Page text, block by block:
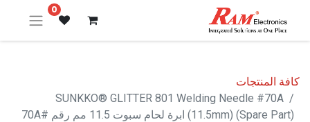
0
كافة المنتجات
SUNKKO® GLITTER 801 Welding Needle #70A
(11.5mm) (Spare Part) ابرة لحام سبوت 11.5 مم رقم #70A